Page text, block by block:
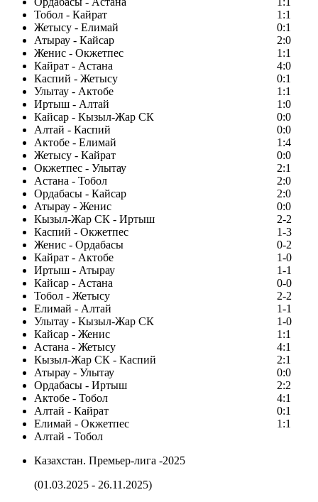
Тобол - Кайрат
1:1
Жетысу - Елимай
0:1
Атырау - Кайсар
2:0
Женис - Окжетпес
1:1
Кайрат - Астана
4:0
Каспий - Жетысу
0:1
Улытау - Актобе
1:1
Иртыш - Алтай
1:0
Кайсар - Кызыл-Жар СК
0:0
Алтай - Каспий
0:0
Актобе - Елимай
1:4
Жетысу - Кайрат
0:0
Окжетпес - Улытау
2:1
Астана - Тобол
2:0
Ордабасы - Кайсар
2:0
Атырау - Женис
0:0
Кызыл-Жар СК - Иртыш
2-2
Каспий - Окжетпес
1-3
Женис - Ордабасы
0-2
Кайрат - Актобе
1-0
Иртыш - Атырау
1-1
Кайсар - Астана
0-0
Тобол - Жетысу
2-2
Елимай - Алтай
1-1
Улытау - Кызыл-Жар СК
1-0
Кайсар - Женис
1:1
Астана - Жетысу
4:1
Кызыл-Жар СК - Каспий
2:1
Атырау - Улытау
0:0
Ордабасы - Иртыш
2:2
Актобе - Тобол
4:1
Алтай - Кайрат
0:1
Елимай - Окжетпес
1:1
Алтай - Тобол
Казахстан. Премьер-лига -2025
(01.03.2025 - 26.11.2025)